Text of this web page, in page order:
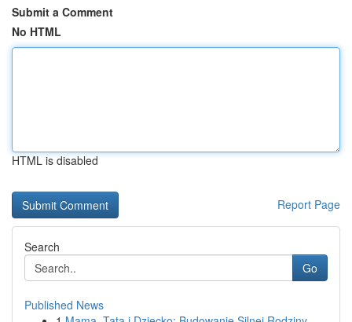
Submit a Comment
No HTML
HTML is disabled
Report Page
Search
Go
Published News